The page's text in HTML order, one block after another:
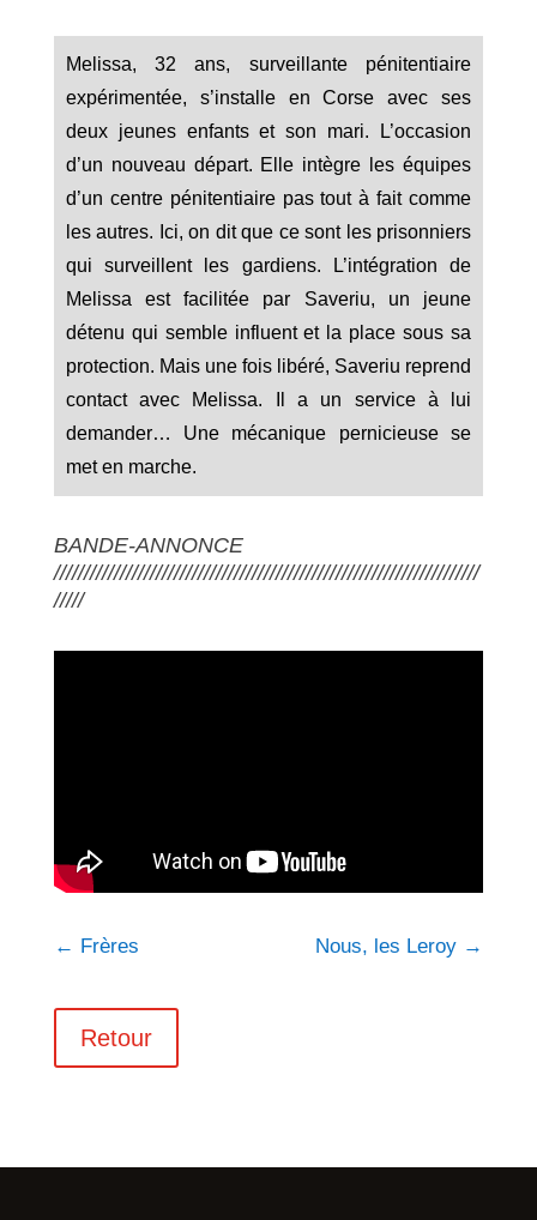
Melissa, 32 ans, surveillante pénitentiaire
expérimentée, s’installe en Corse avec ses
deux jeunes enfants et son mari. L’occasion
d’un nouveau départ. Elle intègre les équipes
d’un centre pénitentiaire pas tout à fait comme
les autres. Ici, on dit que ce sont les prisonniers
qui surveillent les gardiens. L’intégration de
Melissa est facilitée par Saveriu, un jeune
détenu qui semble influent et la place sous sa
protection. Mais une fois libéré, Saveriu reprend
contact avec Melissa. Il a un service à lui
demander… Une mécanique pernicieuse se
met en marche.
BANDE-ANNONCE
///////////////////////////////////////////////////////////////////////
/////
← Frères Nous, les Leroy →
Retour